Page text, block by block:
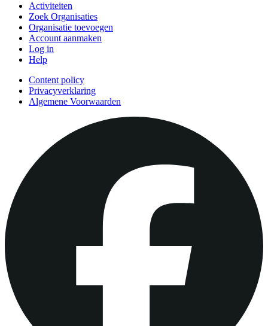
Activiteiten
Zoek Organisaties
Organisatie toevoegen
Account aanmaken
Log in
Help
Content policy
Privacyverklaring
Algemene Voorwaarden